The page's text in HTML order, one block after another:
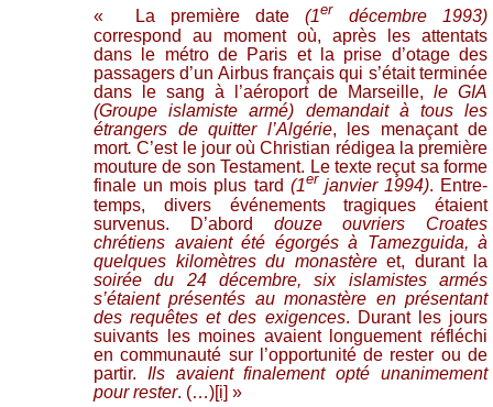
« La première date(1er décembre 1993)
correspond au moment où, après les attentats
dans le métro de Paris et la prise d’otage des
passagers d’un Airbus français qui s’était terminée
dans le sang à l’aéroport de Marseille, le GIA
(Groupe islamiste armé) demandait à tous les
étrangers de quitter l’Algérie, les menaçant de
mort.C’est le jour où Christian rédigea la première
mouture de son Testament. Le texte reçut sa forme
finale un mois plus tard (1er janvier 1994). Entre-
temps, divers événements tragiques étaient
survenus. D’abord douze ouvriers Croates
chrétiens avaient été égorgés à Tamezguida, à
quelques kilomètres du monastèreet, durant la
soirée du 24 décembre, six islamistes armés
s’étaient présentés au monastère en présentant
des requêtes et des exigences. Durant les jours
suivants les moines avaient longuement réfléchi
en communauté sur l’opportunité de rester ou de
partir. Ils avaient finalement opté unanimement
pour rester. (…)[i] »